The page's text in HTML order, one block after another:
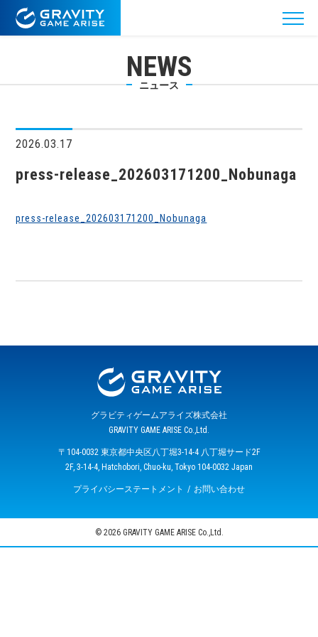
NEWS
ニュース
2026.03.17
press-release_202603171200_Nobunaga
press-release_202603171200_Nobunaga
グラビティゲームアライズ株式会社
GRAVITY GAME ARISE Co.,Ltd.
〒104-0032 東京都中央区八丁堀3-14-4 八丁堀サード2F
2F, 3-14-4, Hatchobori, Chuo-ku, Tokyo 104-0032 Japan
プライバシーステートメント お問い合わせ
© 2026 GRAVITY GAME ARISE Co.,Ltd.